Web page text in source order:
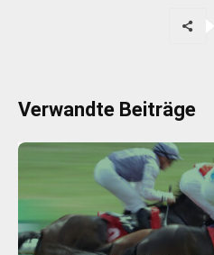
Verwandte Beiträge